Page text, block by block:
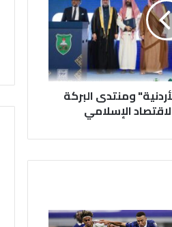
ومنتدى البركة
الإسلامي